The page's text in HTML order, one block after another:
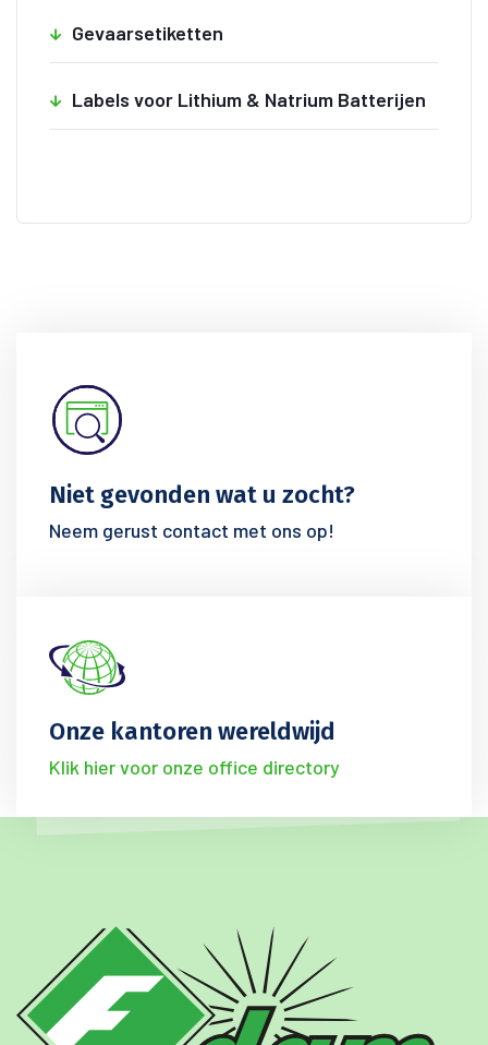
Gevaarsetiketten
Labels voor Lithium & Natrium Batterijen
Niet gevonden wat u zocht?
Neem gerust contact met ons op!
Onze kantoren wereldwijd
Klik hier voor onze office directory